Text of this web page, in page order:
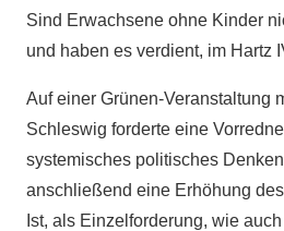
Sind Erwachsene ohne Kinder
und haben es verdient, im Hartz
Auf einer Grünen-Veranstaltung
Schleswig forderte eine
systemisches politisches
anschließend eine Erhöhung
Ist, als Einzelforderung, wie